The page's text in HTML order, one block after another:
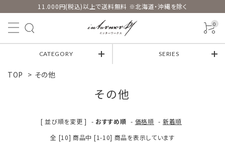
11.000円(税込)以上で送料無料 ※北海道・沖縄を除く
0
CATEGORY SERIES
TOP > その他
その他
[ 並び順を変更 ] - おすすめ順 - 価格順 - 新着順
全 [10] 商品中 [1-10] 商品を表示しています